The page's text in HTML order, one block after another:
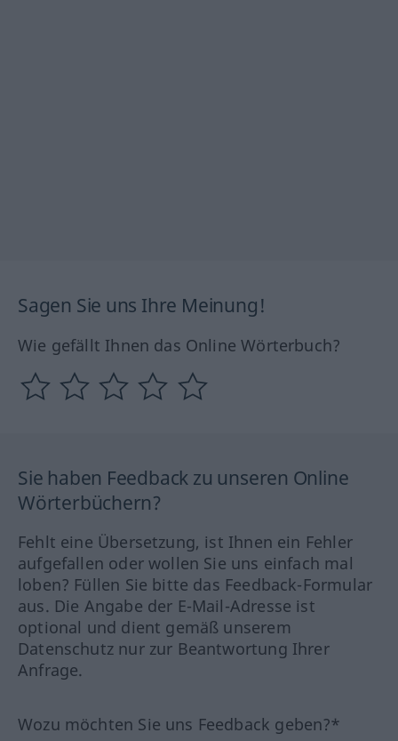
Sagen Sie uns Ihre Meinung!
Wie gefällt Ihnen das Online Wörterbuch?
Sie haben Feedback zu unseren Online
Wörterbüchern?
Fehlt eine Übersetzung, ist Ihnen ein Fehler
aufgefallen oder wollen Sie uns einfach mal
loben? Füllen Sie bitte das Feedback-Formular
aus. Die Angabe der E-Mail-Adresse ist
optional und dient gemäß unserem
Datenschutz nur zur Beantwortung Ihrer
Anfrage.
Wozu möchten Sie uns Feedback geben?*